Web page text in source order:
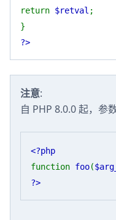
return $retval ;
}
?>
注意:
自 PHP 8.0.0 起，参
<?php
function foo(
?>